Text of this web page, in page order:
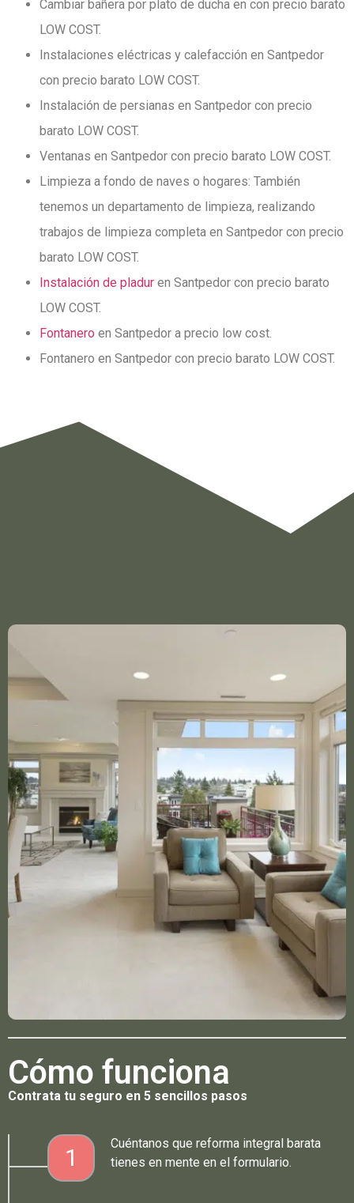
Cambiar bañera por plato de ducha en con precio barato
LOW COST.
Instalaciones eléctricas y calefacción en Santpedor
con precio barato LOW COST.
Instalación de persianas en Santpedor con precio
barato LOW COST.
Ventanas en Santpedor con precio barato LOW COST.
Limpieza a fondo de naves o hogares: También
tenemos un departamento de limpieza, realizando
trabajos de limpieza completa en Santpedor con precio
barato LOW COST.
Instalación de pladur en Santpedor con precio barato
LOW COST.
Fontanero en Santpedor a precio low cost.
Fontanero en Santpedor con precio barato LOW COST.
Cómo funciona
Contrata tu seguro en 5 sencillos pasos
1
Cuéntanos que reforma integral barata
tienes en mente en el formulario.